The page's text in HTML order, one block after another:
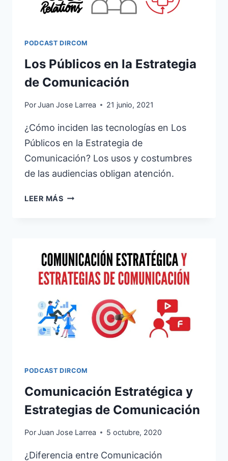
PODCAST DIRCOM
Los Públicos en la Estrategia
de Comunicación
PorJuan Jose Larrea 21 junio, 2021
¿Cómo inciden las tecnologías en Los
Públicos en la Estrategia de
Comunicación? Los usos y costumbres
de las audiencias obligan atención.
LEER MÁSLOS
DE
COMUNICACIÓN
PODCAST DIRCOM
Comunicación Estratégica y
Estrategias de Comunicación
PorJuan Jose Larrea 5 octubre, 2020
¿Diferencia entre Comunicación